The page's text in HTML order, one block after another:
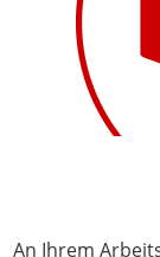
An Ihrem